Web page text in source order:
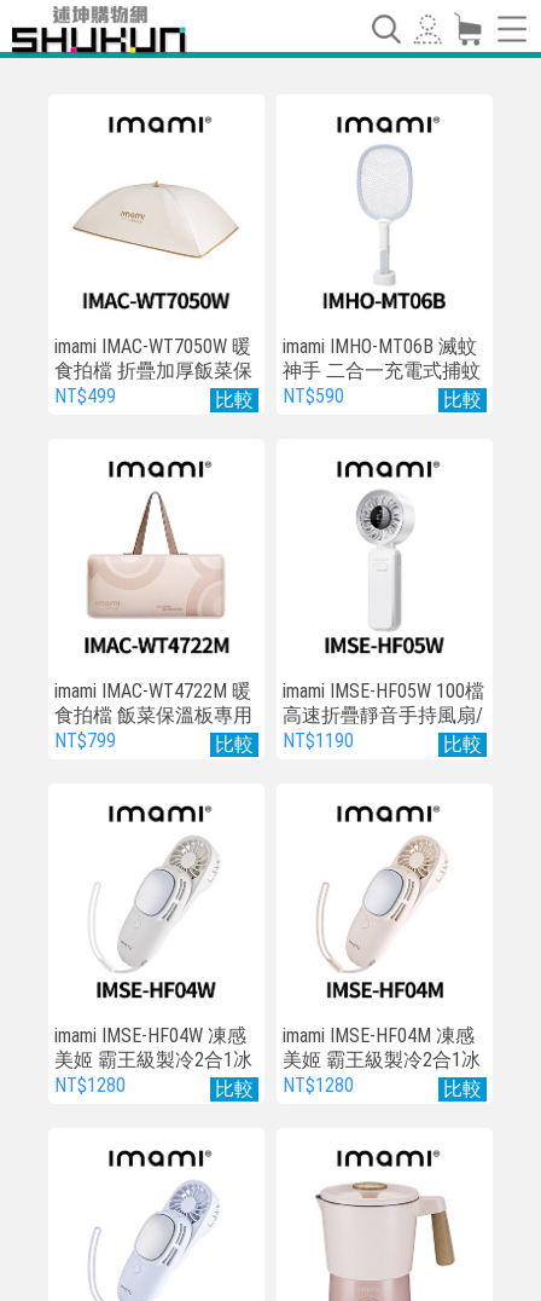
比較
imami IMAC-WT7050W 暖
食拍檔 折疊加厚飯菜保
溫罩
NT$499 比較
imami IMHO-MT06B 滅蚊
神手 二合一充電式捕蚊
燈
NT$590
比較
imami IMAC-WT4722M 暖
食拍檔 飯菜保溫板專用
收納袋
NT$799 比較
imami IMSE-HF05W 100檔
高速折疊靜音手持風扇/
頸掛/手持/桌用
NT$1190
比較
imami IMSE-HF04W 凍感
美姬 霸王級製冷2合1冰
敷手持風扇(雲朵白)
NT$1280 比較
imami IMSE-HF04M 凍感
美姬 霸王級製冷2合1冰
敷手持風扇(焦糖奶茶)
NT$1280